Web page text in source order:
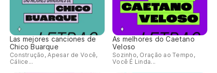
Las mejores canciones de
Chico Buarque
Construção, Apesar de Você,
Cálice...
As melhores do Caetano
Veloso
Sozinho, Oração ao Tempo,
Você É Linda...